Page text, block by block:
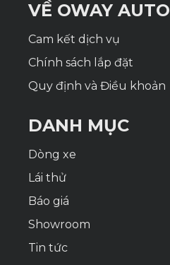
VỀ OWAY AUTO
Cam kết dịch vụ
Chính sách lắp đặt
Quy định và Điều khoản
DANH MỤC
Dòng xe
Lái thử
Báo giá
Showroom
Tin tức